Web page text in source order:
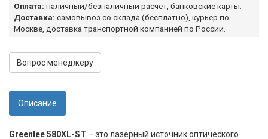
Оплата: наличный/безналичный расчет, банковские карты.
Доставка: самовывоз со склада (бесплатно), курьер по
Москве, доставка транспортной компанией по России.
Вопрос менеджеру
Описание
Greenlee 580XL-ST – это лазерный источник оптического